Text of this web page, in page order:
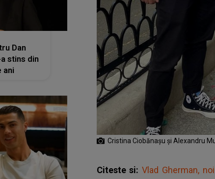
Cristina Ciobănașu și Alexandru
Citeste si:Vlad Gherman,
Dan
stins din
ani